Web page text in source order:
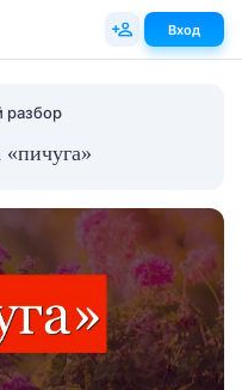
разбор
Вход